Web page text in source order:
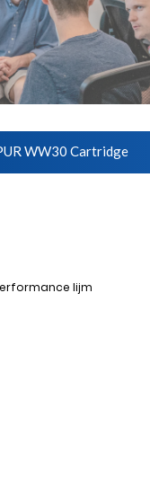
WW30 Cartridge
lijm